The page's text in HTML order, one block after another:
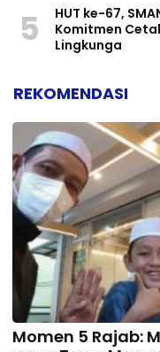
5
HUT ke-67,
Komitmen
Lingkunga
REKOMENDASI
Momen 5 Rajab: